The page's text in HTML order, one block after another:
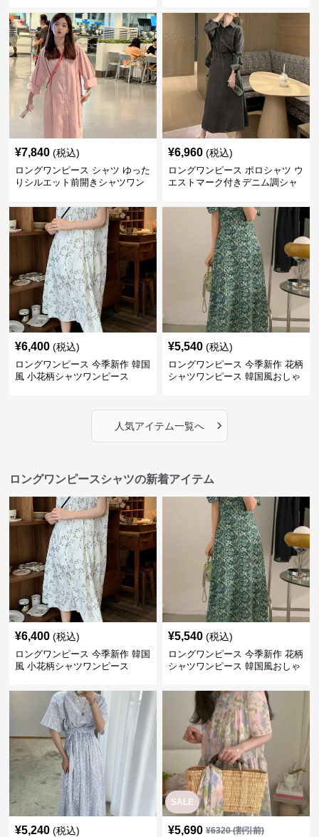
¥7,840 (税込)
ロングワンピース シャツ ゆった
りシルエット前開きシャツワン
¥6,960 (税込)
ロングワンピース ポロシャツ ウ
エストマーク付きデニム調シャ
¥6,400 (税込)
ロングワンピース 今季新作 韓国
風 小花柄シャツワンピース
¥5,540 (税込)
ロングワンピース 今季新作 花柄
シャツワンピース 韓国風おしゃ
人気アイテム一覧へ ›
ロングワンピースシャツの新着アイテム
¥6,400 (税込)
ロングワンピース 今季新作 韓国
風 小花柄シャツワンピース
¥5,540 (税込)
ロングワンピース 今季新作 花柄
シャツワンピース 韓国風おしゃ
¥5,240 (税込)
SALE
¥5,690 ¥6320(割引前)